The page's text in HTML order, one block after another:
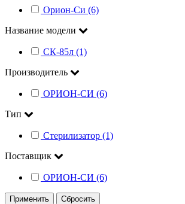
Орион-Си (6)
Название модели
СК-85л (1)
Производитель
ОРИОН-СИ (6)
Тип
Стерилизатор (1)
Поставщик
ОРИОН-СИ (6)
Применить Сбросить